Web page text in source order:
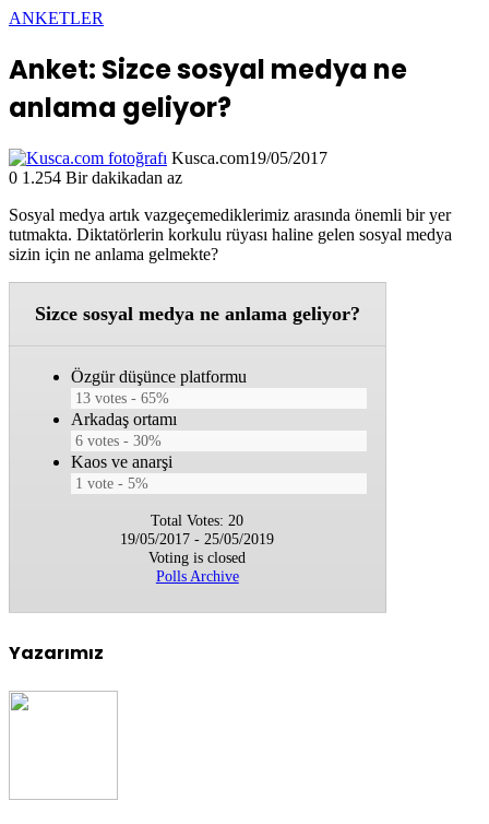
ANKETLER
Anket: Sizce sosyal medya ne
anlama geliyor?
Kusca.com19/05/2017
0 1.254 Bir dakikadan az
Sosyal medya artık vazgeçemediklerimiz arasında önemli bir yer
tutmakta. Diktatörlerin korkulu rüyası haline gelen sosyal medya
sizin için ne anlama gelmekte?
Sizce sosyal medya ne anlama geliyor?
Özgür düşünce platformu
13votes 65%
Arkadaş ortamı
6votes 30%
Kaos ve anarşi
1vote 5%
Total Votes: 20
19/05/2017 -25/05/2019
Voting is closed
Polls Archive
Yazarımız